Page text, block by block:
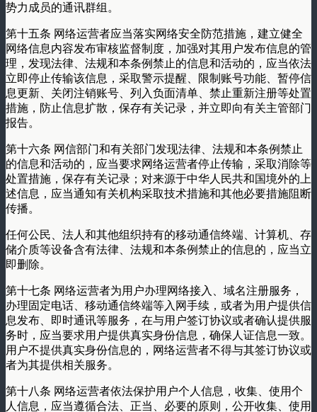
势力成员的通讯群组。
第十五条 网络运营者应当落实网络安全防范措施，建立健全
网络信息内容发布审核监督制度，加强对其用户发布信息的管
理，发现法律、法规和本条例禁止的信息和活动的，应当依法
立即停止传输该信息，采取警示提醒、限制账号功能、暂停信
息更新、关闭注销账号、列入负面清单、禁止重新注册等处置
措施，防止信息扩散，保存有关记录，并立即向有关主管部门
报告。
第十六条 网信部门和有关部门发现法律、法规和本条例禁止
的信息和活动的，应当要求网络运营者停止传输，采取消除等
处置措施，保存有关记录；对来源于中华人民共和国境外的上
述信息，应当通知有关机构采取技术措施和其他必要措施阻断
传播。
任何公民、法人和其他组织持有的移动通信终端、计算机、存
储介质等设备含有法律、法规和本条例禁止的信息的，应当立
即删除。
第十七条 网络运营者为用户办理网络接入、域名注册服务，
办理固定电话、移动通信终端等入网手续，或者为用户提供信
息发布、即时通讯等服务，在与用户签订协议或者确认提供服
务时，应当要求用户提供真实身份信息，确保人证信息一致。
用户不提供真实身份信息的，网络运营者不得与其签订协议或
者为其提供相关服务。
第十八条 网络运营者依法保护用户个人信息，收集、使用个
人信息，应当遵循合法、正当、必要的原则，公开收集、使用